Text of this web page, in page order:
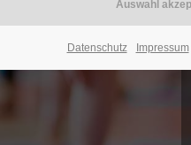
uns
Datenschutz Impressum